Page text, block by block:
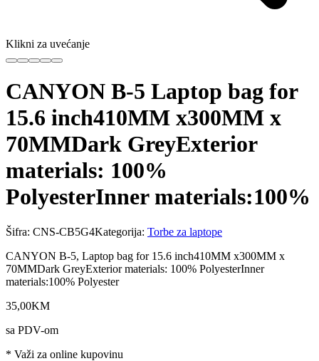
Klikni za uvećanje
CANYON B-5 Laptop bag for
15.6 inch410MM x300MM x
70MMDark GreyExterior
materials: 100%
PolyesterInner materials:100%
Šifra: CNS-CB5G4Kategorija: Torbe za laptope
CANYON B-5, Laptop bag for 15.6 inch410MM x300MM x
70MMDark GreyExterior materials: 100% PolyesterInner
materials:100% Polyester
35,00KM
sa PDV-om
* Važi za online kupovinu